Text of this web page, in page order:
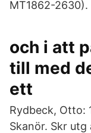
MT1862-2630).
och i att
till med
ett
Rydbeck, Otto:
Skanör. Skr utg